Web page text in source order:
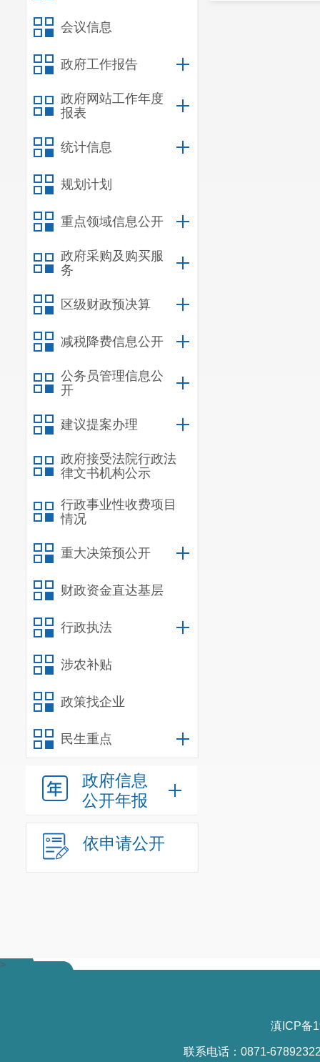
会议信息
政府工作报告
政府网站工作年度
报表
统计信息
规划计划
重点领域信息公开
政府采购及购买服
务
区级财政预决算
减税降费信息公开
公务员管理信息公
开
建议提案办理
政府接受法院行政法
律文书机构公示
行政事业性收费项目
情况
重大决策预公开
财政资金直达基层
行政执法
涉农补贴
政策找企业
民生重点
政府信息
公开年报
依申请公开
>
滇ICP备
联系电话：0871-